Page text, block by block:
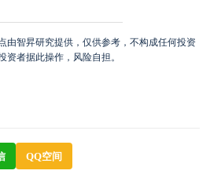
由智昇研究提供，仅供参考，不构成任何投资
资者据此操作，风险自担。
QQ空间